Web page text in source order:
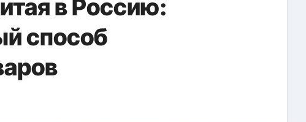
в Россию:
способ